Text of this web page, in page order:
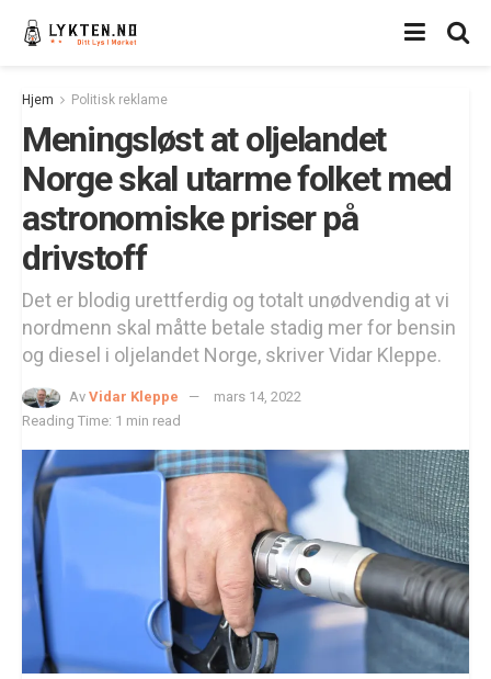
Hjem Politisk reklame
Meningsløst at oljelandet
Norge skal utarme folket med
astronomiske priser på
drivstoff
Det er blodig urettferdig og totalt unødvendig at vi
nordmenn skal måtte betale stadig mer for bensin
og diesel i oljelandet Norge, skriver Vidar Kleppe.
Av Vidar Kleppe
mars 14, 2022
Reading Time: 1 min read